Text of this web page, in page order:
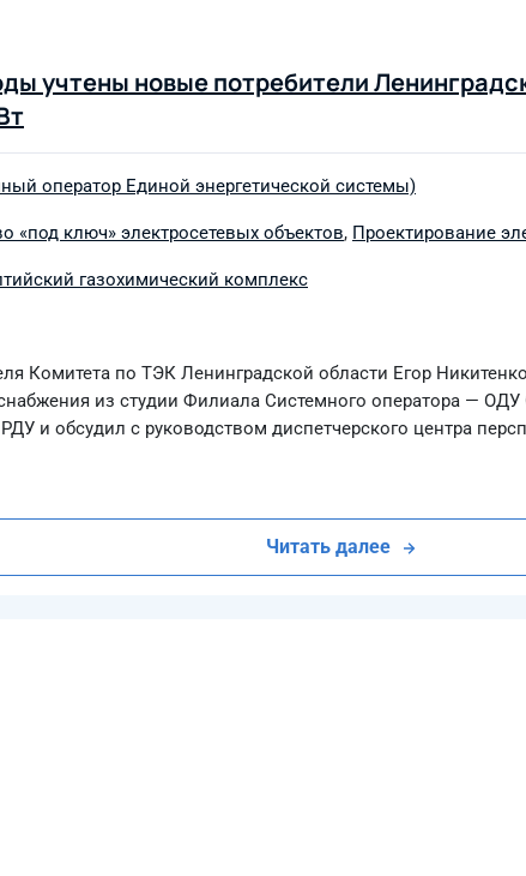
учтены новые потребители
оператор Единой энергетической системы)
«под ключ» электросетевых объектов, Проектирование
газохимический комплекс
Комитета по ТЭК Ленинградской области Егор
из студии Филиала Системного оператора —
и обсудил с руководством диспетчерского центра
Читать далее